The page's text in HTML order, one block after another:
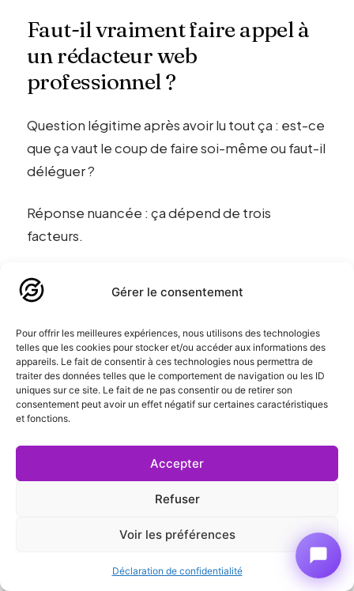
Gérer le consentement
Pour offrir les meilleures expériences, nous utilisons des technologies
telles que les cookies pour stocker et/ou accéder aux informations des
appareils. Le fait de consentir à ces technologies nous permettra de
traiter des données telles que le comportement de navigation ou les ID
uniques sur ce site. Le fait de ne pas consentir ou de retirer son
consentement peut avoir un effet négatif sur certaines caractéristiques
et fonctions.
Accepter
Refuser
Voir les préférences
Déclaration de confidentialité
Faut-il vraiment faire appel à
un rédacteur web
professionnel ?
Question légitime après avoir lu tout ça : est-ce
que ça vaut le coup de faire soi-même ou faut-il
déléguer ?
Réponse nuancée : ça dépend de trois
facteurs.
Quand faire soi-même suffit
positionnement clair, et que tu suis la méthode
décrite ici, tu peux rédiger toi-même. Ton
expertise métier compense largement une
écriture imparfaite.
Ton client préfère un texte authentique et clair
écrit par toi qu’une prose léchée mais vide
rédigée par quelqu’un qui ne connaît pas ton
Le volume de contenu reste gérable. Tu peux